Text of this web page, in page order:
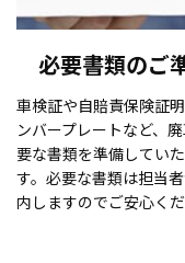
必要書類のご
車検証や自賠責保険証
ンバープレートなど、
要な書類を準備してい
す。必要な書類は担当
内しますのでご安心くだ